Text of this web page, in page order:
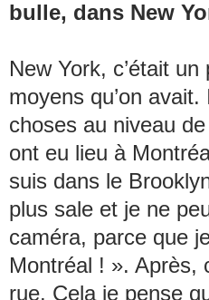
bulle, dans New
New York, c’était
moyens qu’on
choses au niveau
ont eu lieu à
suis dans le
plus sale et je ne
caméra, parce que
Montréal ! ». Après,
rue. Cela je pense